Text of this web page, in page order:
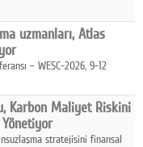
sunuyor.
uzmanları, Atlas
– WESC-2026, 9-12
Karbon Maliyet Riskini
stratejisini finansal